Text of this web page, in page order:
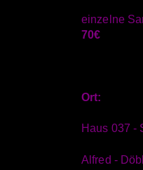
einzelne
70€
Ort:
Haus 037 -
Alfred -